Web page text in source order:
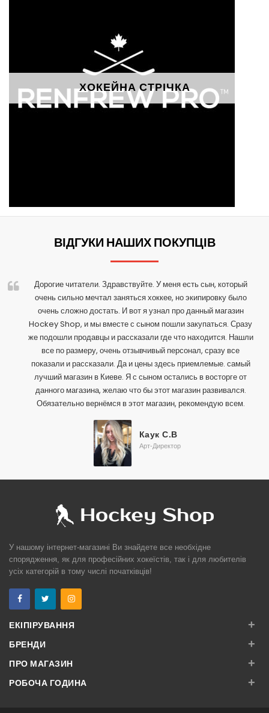
ХОКЕЙНА СТРІЧКА
ВІДГУКИ НАШИХ ПОКУПЦІВ
Дорогие читатели. Здравствуйте. У меня есть сын, который
очень сильно мечтал заняться хоккее, но экипировку было
очень сложно достать. И вот я узнал про данный магазин
Hockey Shop, и мы вместе с сыном пошли закупаться. Сразу
же подошли продавцы и рассказали где что находится. Нашли
все по размеру, очень отзывчивый персонал, сразу все
показали и рассказали. Да и цены здесь приемлемые. самый
лучший магазин в Киеве. Я с сыном остались в восторге от
данного магазина, желаю что бы этот магазин развивался.
Обязательно вернёмся в этот магазин, рекомендую всем.
Каук С.В
Арт-Директор
У нашому інтернет-магазині Ви знайдете все необхідне
спорядження, як для професійних хокеїстів, так і для любителів
усіх категорій в тому числі початківців!
ЕКІПІРУВАННЯ +
БРЕНДИ +
ПРО МАГАЗИН +
РОБОЧА ГОДИНА +